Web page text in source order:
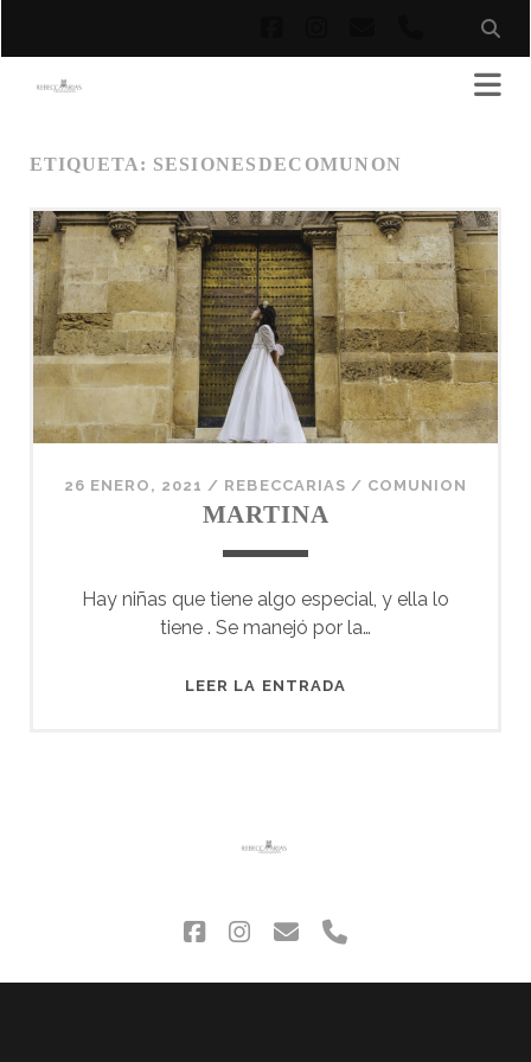
electrónico
phone
ETIQUETA: SESIONESDECOMUNON
26 ENERO, 2021 / REBECCARIAS / COMUNION
MARTINA
Hay niñas que tiene algo especial, y ella lo
tiene . Se manejó por la…
LEER LA ENTRADA
facebook
instagram
correophone